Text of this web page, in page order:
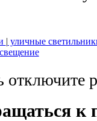
| уличные
отключите
к